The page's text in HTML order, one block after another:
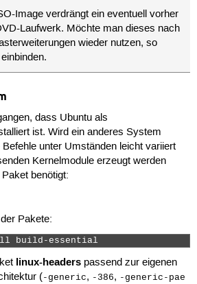
Image verdrängt ein eventuell vorher
Laufwerk. Möchte man dieses nach
wieder nutzen, so
dass Ubuntu als
ist. Wird ein anderes System
unter Umständen leicht variiert
Kernelmodule erzeugt werden
benötigt:
Pakete:
build-essential
linux-headerspassend zur eigenen
(-generic, -386, -generic-pae